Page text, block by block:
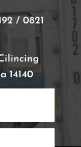
/ 0821
14140